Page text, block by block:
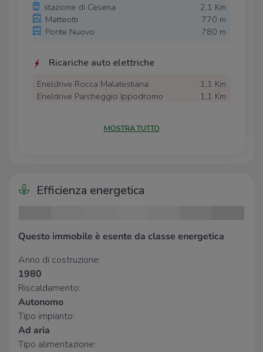
stazione di Cesena
2,1 Km
Matteotti
770 m
Ponte Nuovo
780 m
Ricariche auto elettriche
Eneldrive Rocca Malatestiana
1,1 Km
Eneldrive Parcheggio Ippodromo
1,1 Km
McDonald's Cesena Cattaneo
Scuola Primaria "Dante Alighieri"
Scuola Secondaria di 1° grado
730 m
Scuola dell'Infanzia "Marino Moretti"
Farmacia
Farmacia Giardino
Farmacia Diegaro
Farmacia
Parafarmacia Conad
MOSTRA TUTTO
Efficienza energetica
Questo immobile è esente da classe energetica
Anno di costruzione:
1980
Riscaldamento:
Autonomo
Tipo impianto:
Ad aria
Tipo alimentazione: